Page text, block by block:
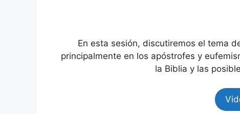
En esta sesión, discutiremos el tema
principalmente en los apóstrofes y
la Biblia y las